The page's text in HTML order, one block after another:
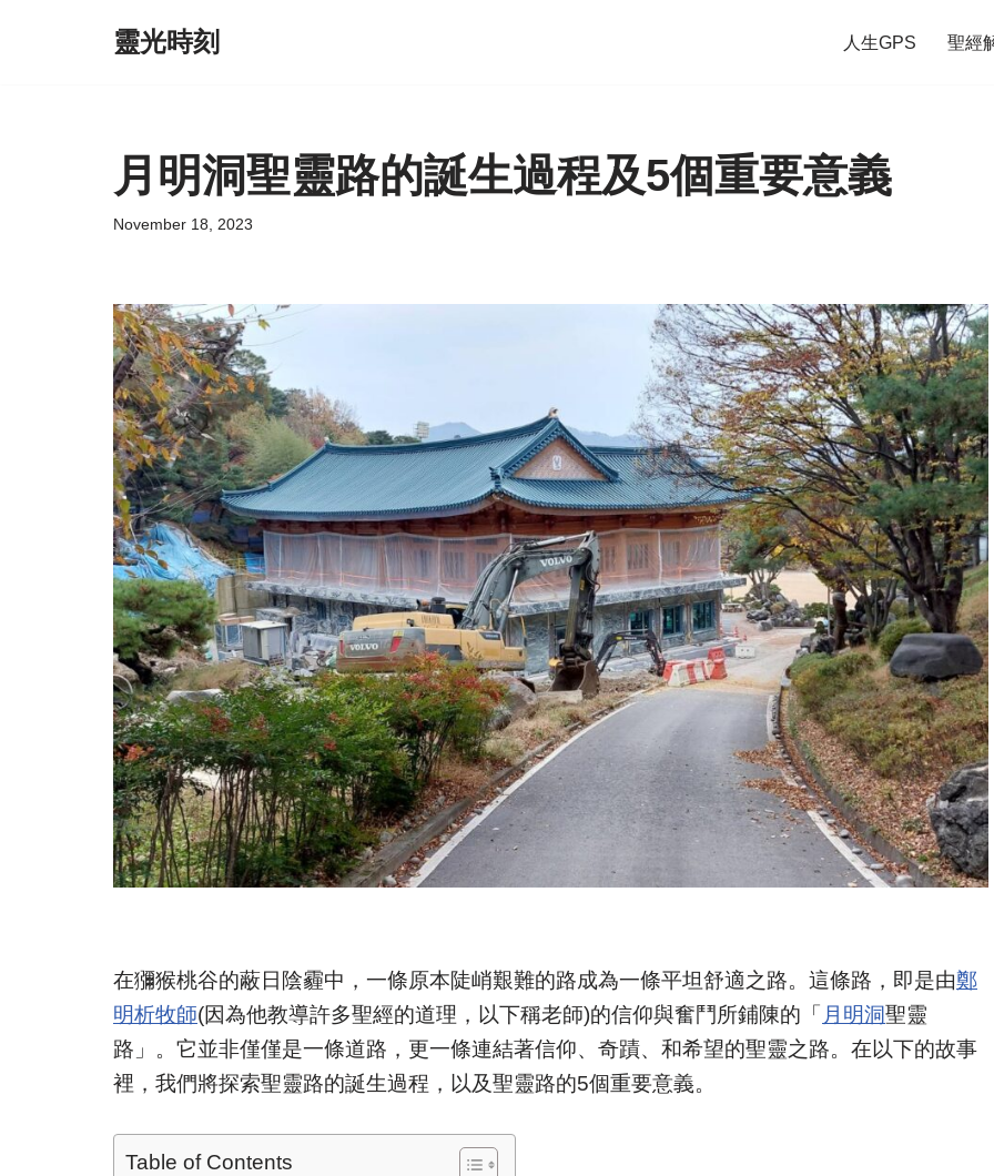
靈光時刻 人生GPS 聖經
月明洞聖靈路的誕生過程及5個重要意義
November 18, 2023
在獼猴桃谷的蔽日陰霾中，一條原本陡峭艱難的路成為一條平坦舒適之路。這條路，即是由鄭
明析牧師(因為他教導許多聖經的道理，以下稱老師)的信仰與奮鬥所鋪陳的「 月明洞聖靈
路」。它並非僅僅是一條道路，更一條連結著信仰、奇蹟、和希望的聖靈之路。在以下的故事
裡，我們將探索聖靈路的誕生過程，以及聖靈路的5個重要意義。
Table of Contents